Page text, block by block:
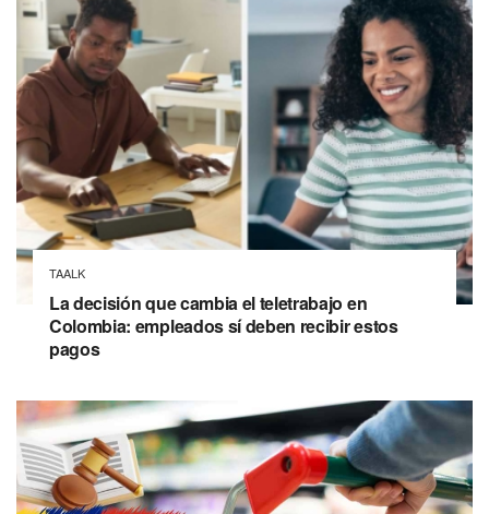
TAALK
La decisión que cambia el teletrabajo en
Colombia: empleados sí deben recibir estos
pagos